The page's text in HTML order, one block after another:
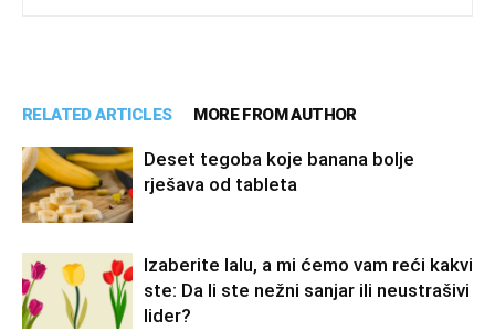
RELATED ARTICLES MORE FROM AUTHOR
Deset tegoba koje banana bolje
rješava od tableta
Izaberite lalu, a mi ćemo vam reći kakvi
ste: Da li ste nežni sanjar ili neustrašivi
lider?